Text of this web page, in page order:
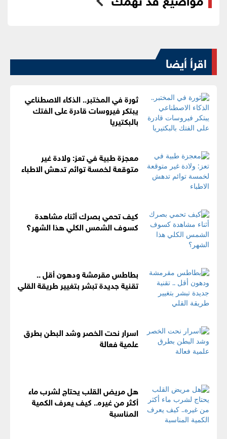
اقرأ أيضا
ثورة في المختبر.. الذكاء الاصطناعي
يبتكر فيروسات قادرة على الفتك
بالبكتيريا
معجزة طبية في تعز: ولادة غير
متوقعة لخمسة توائم تدهش الاطباء
كيف تحمي بصرك أثناء مشاهدة
كسوف الشمس الكلي هذا الشهر؟
بطاطس مقرمشة ودهون أقل ..
تقنية جديدة تبشر بتغيير طريقة القلي
اسرار نحت الخصر وشد البطن بطرق
علمية فعالة
هل مريض القلب يحتاج لشرب ماء
أكثر من غيره.. كيف يعرف الكمية
المناسبة